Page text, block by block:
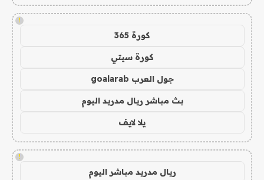
!
كورة 365
كورة سيتي
جول العرب goalarab
بث مباشر ريال مدريد اليوم
يلا لايف
!
ريال مدريد مباشر اليوم